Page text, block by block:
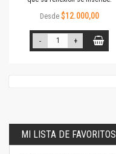
Desde $12.000,00
- +
MI LISTA DE FAVORITOS